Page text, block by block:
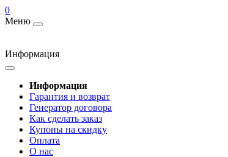
0
Меню
Информация
Информация
Гарантия и возврат
Генератор договора
Как сделать заказ
Купоны на скидку
Оплата
О нас